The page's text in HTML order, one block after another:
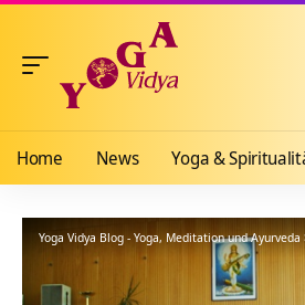
Home News Yoga &
Yoga Vidya Blog - Yoga, Meditation und Ayurveda